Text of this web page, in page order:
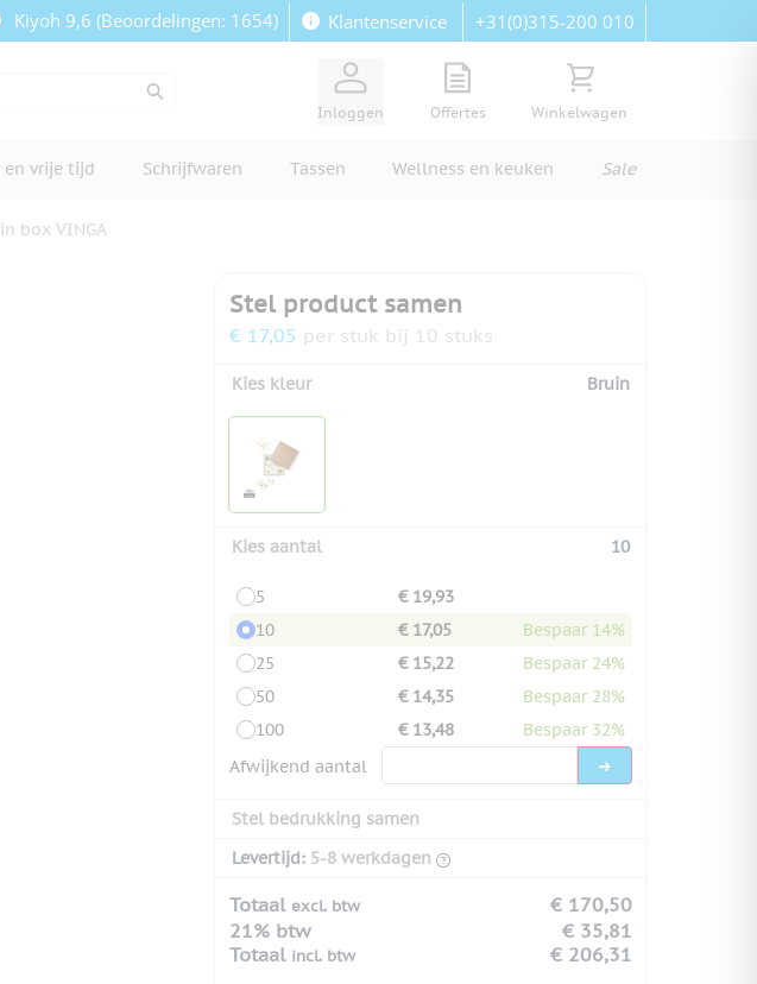
Kiyoh 9,6 (Beoordelingen: 1654) Klantenservice +31(0)315-200 010
Inloggen
View quote, Quote is empty
Offertes
Bekijk winkelwagen,
Winkelwagen
en vrije tijd Schrijfwaren Tassen Wellness en keuken Sale
box VINGA
Stel product samen
€ 17,05 per stuk bij 10 stuks
Kies kleur Bruin
Kies aantal 10
5
€ 19,93
10
€ 17,05
Bespaar 14%
25
€ 15,22
Bespaar 24%
50
€ 14,35
Bespaar 28%
100
€ 13,48
Bespaar 32%
Afwijkend aantal
Stel bedrukking samen
Levertijd: 5-8 werkdagen
Totaal excl. btw
€ 170,50
21% btw
€ 35,81
Totaal incl. btw € 206,31